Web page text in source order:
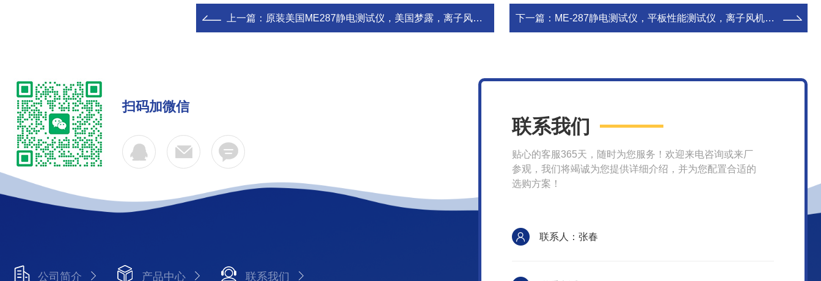
上一篇： 原装美国ME287静电测试仪，美国梦露，离子风机测试仪，现货销售 下一篇： ME-287静电测试仪，平板性能测试仪，离子风机性能综合测试仪
扫码加微信
公司简介 产品中心 联系我们
联系我们
贴心的客服365天，随时为您服务！欢迎来电咨询或来厂
参观，我们将竭诚为您提供详细介绍，并为您配置合适的
选购方案！
联系人：张春